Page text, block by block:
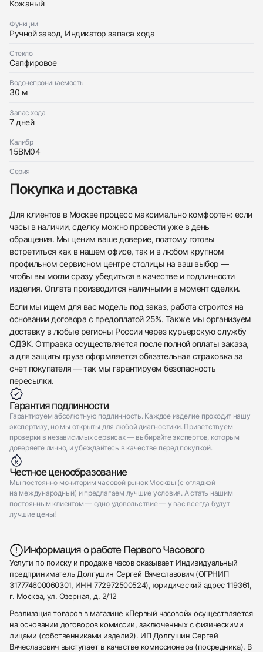
Кожаный
Функции
Ручной завод, Индикатор запаса хода
Стекло
Сапфировое
Водонепроницаемость
30 м
Запас хода
7 дней
Калибр
15BM04
Серия
Покупка и доставка
Для клиентов в Москве процесс максимально комфортен: если
часы в наличии, сделку можно провести уже в день
обращения. Мы ценим ваше доверие, поэтому готовы
встретиться как в нашем офисе, так и в любом крупном
профильном сервисном центре столицы на ваш выбор —
чтобы вы могли сразу убедиться в качестве и подлинности
изделия. Оплата производится наличными в момент сделки.
Если мы ищем для вас модель под заказ, работа строится на
основании договора с предоплатой 25%. Также мы организуем
доставку в любые регионы России через курьерскую службу
СДЭК. Отправка осуществляется после полной оплаты заказа,
а для защиты груза оформляется обязательная страховка за
счет покупателя — так мы гарантируем безопасность
пересылки.
Гарантия подлинности
Гарантируем абсолютную подлинность. Каждое изделие проходит нашу
экспертизу, но мы открыты для любой диагностики. Приветствуем
проверки в независимых сервисах — выбирайте экспертов, которым
доверяете лично, и убеждайтесь в качестве перед покупкой.
Честное ценообразование
Мы постоянно мониторим часовой рынок Москвы (с оглядкой
на международный) и предлагаем лучшие условия. А стать нашим
постоянным клиентом — одно удовольствие — у вас всегда будут
лучшие цены!
Информация о работе Первого Часового
Услуги по поиску и продаже часов оказывает Индивидуальный
предприниматель Долгушин Сергей Вячеславович (ОГРНИП
317774600060301, ИНН 772972500524), юридический адрес 119361,
г. Москва, ул. Озерная, д. 2/12
Реализация товаров в магазине «Первый часовой» осуществляется
на основании договоров комиссии, заключенных с физическими
лицами (собственниками изделий). ИП Долгушин Сергей
Вячеславович выступает в качестве комиссионера (посредника). В
$20,100